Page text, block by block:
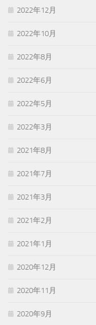
2022年12月
2022年10月
2022年8月
2022年6月
2022年5月
2022年3月
2021年8月
2021年7月
2021年3月
2021年2月
2021年1月
2020年12月
2020年11月
2020年9月